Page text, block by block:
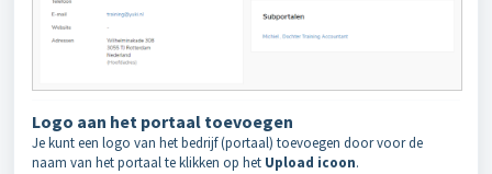
Logo aan het portaal toevoegen
Je kunt een logo van het bedrijf (portaal) toevoegen door voor de
naam van het portaal te klikken op het Upload icoon.